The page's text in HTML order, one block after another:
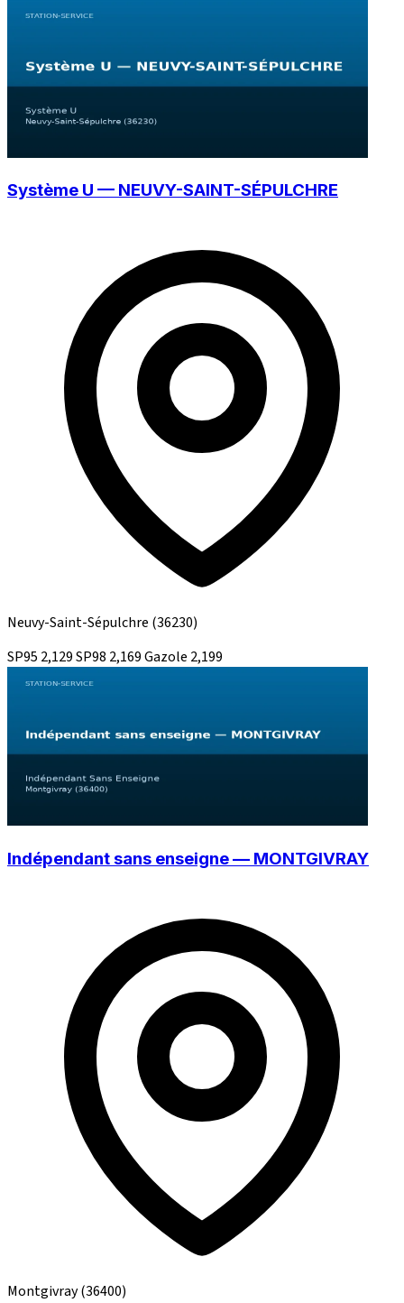
Système U — NEUVY-SAINT-SÉPULCHRE
Neuvy-Saint-Sépulchre (36230)
SP95 2,129SP98 2,169Gazole 2,199
Indépendant sans enseigne — MONTGIVRAY
Montgivray(36400)